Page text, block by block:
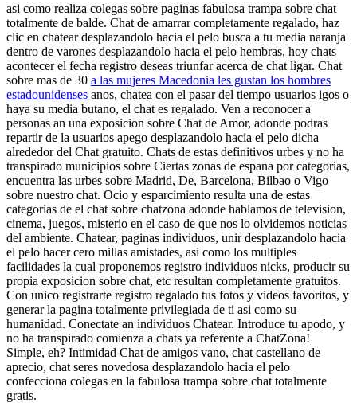
asi­ como realiza colegas sobre paginas fabulosa trampa sobre chat
totalmente de balde. Chat de amarrar completamente regalado, haz
clic en chatear desplazandolo hacia el pelo busca a tu media naranja
dentro de varones desplazandolo hacia el pelo hembras, hoy chats
acontecer el fecha registro deseas triunfar acerca de chat ligar. Chat
sobre mas de 30 a las mujeres Macedonia les gustan los hombres
estadounidenses anos, chatea con el pasar del tiempo usuarios igos o
haya su media butano, el chat es regalado. Ven a reconocer a
personas an una exposicion sobre Chat de Amor, adonde podras
repartir de la usuarios apego desplazandolo hacia el pelo dicha
alrededor del Chat gratuito. Chats de estas definitivos urbes y no ha
transpirado municipios sobre Ciertas zonas de espana por categorias,
encuentra las urbes sobre Madrid, De, Barcelona, Bilbao o Vigo
sobre nuestro chat. Ocio y esparcimiento resulta una de estas
categorias de el chat sobre chatzona adonde hablamos de television,
cinema, juegos, misterio en el caso de que nos lo olvidemos noticias
del ambiente. Chatear, paginas individuos, unir desplazandolo hacia
el pelo hacer cero millas amistades, asi como los multiples
facilidades la cual proponemos registro individuos nicks, producir su
propia exposicion sobre chat, etc resultan completamente gratuitos.
Con unico registrarte registro regalado tus fotos y videos favoritos, y
generar la pagina totalmente privilegiada de ti asi­ como su
humanidad. Conectate an individuos Chatear. Introduce tu apodo, y
no ha transpirado comienza a chats ya referente a ChatZona!
Simple, eh? Intimidad Chat de amigos vano, chat castellano de
aprecio, chat seres novedosa desplazandolo hacia el pelo
confecciona colegas en la fabulosa trampa sobre chat totalmente
gratis.